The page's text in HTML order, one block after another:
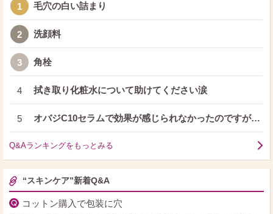
1 毛穴の白い詰まり
2 洗顔料
3 角栓
4 拭き取り化粧水について助けてください涙
5 オバジC10セラムで効果が感じられなかったのですが…
Q&Aランキングをもっとみる
“スキンケア”新着Q&A
コットン購入で包装に穴